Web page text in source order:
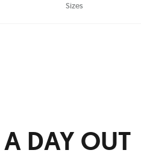
Sizes
A DAY OUT